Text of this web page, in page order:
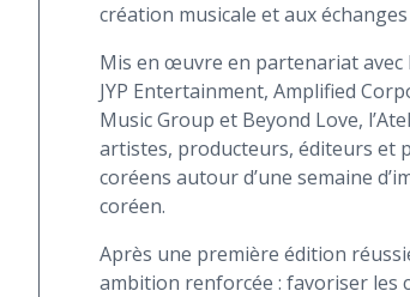
création musicale et aux
Mis en œuvre en partenariat avec
JYP Entertainment, Amplified
Music Group et Beyond Love,
artistes, producteurs, éditeurs et
coréens autour d’une semaine
coréen.
Après une première édition
ambition renforcée : favoriser les